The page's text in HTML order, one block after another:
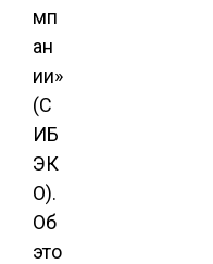
мп
ан
ии»
(С
ИБ
ЭК
О).
Об
это